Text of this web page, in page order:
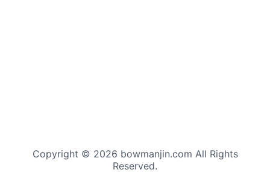
Copyright © 2026 bowmanjin.com All Rights
Reserved.